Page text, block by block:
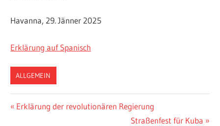
Havanna, 29. Jänner 2025
Erklärung auf Spanisch
ALLGEMEIN
Beitragsnavigation
Vorheriger
Erklärung der revolutionären Regierung
Nächster
Straßenfest für Kuba